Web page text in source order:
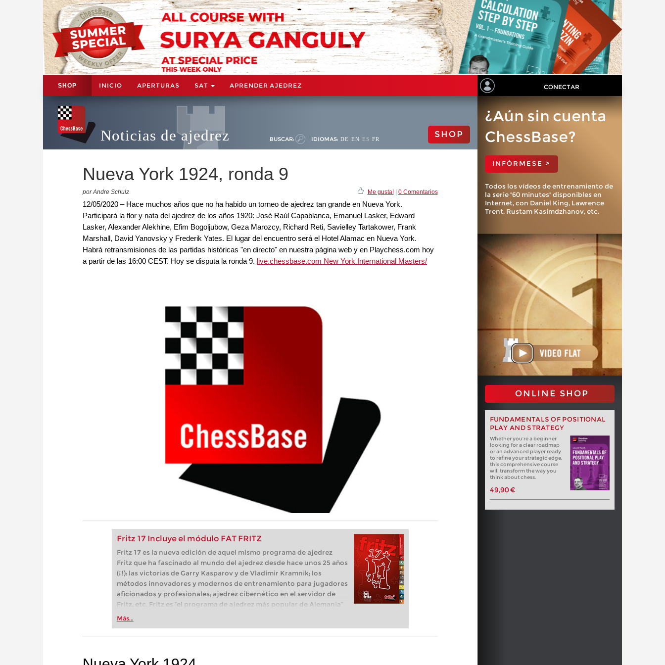
SHOP INICIO APERTURAS SAT APRENDER AJEDREZ CONECTAR
Noticias de ajedrez BUSCAR: IDIOMAS: DE EN ES FR SHOP
Nueva York 1924, ronda 9
por Andre Schulz Me gusta!| 0 Comentarios
12/05/2020 – Hace muchos años que no ha habido un torneo de ajedrez tan grande en Nueva York.
Participará la flor y nata del ajedrez de los años 1920: José Raúl Capablanca, Emanuel Lasker, Edward
Lasker, Alexander Alekhine, Efim Bogoljubow, Geza Marozcy, Richard Reti, Savielley Tartakower, Frank
Marshall, David Yanovsky y Frederik Yates. El lugar del encuentro será el Hotel Alamac en Nueva York.
Habrá retransmisiones de las partidas históricas "en directo" en nuestra página web y en Playchess.com hoy
a partir de las 16:00 CEST. Hoy se disputa la ronda 9. live.chessbase.com New York International Masters/
Fritz 17 Incluye el módulo FAT FRITZ
Fritz 17 es la nueva edición de aquel mismo programa de ajedrez
Fritz que ha fascinado al mundo del ajedrez desde hace unos 25 años
(¡!): las victorias de Garry Kasparov y de Vladimir Kramnik; los
métodos innovadores y modernos de entrenamiento para jugadores
aficionados y profesionales; ajedrez cibernético en el servidor de
Fritz, etc. Fritz es “el programa de ajedrez más popular de Alemania”
(Der Spiegel) y ofrece todo lo que necesita el ajedrecista. La novedad
neuronal de inteligencia artificial, "Fat Fritz".
Más...
¿Aún sin cuenta
ChessBase?
INFÓRMESE >
Todos los vídeos de entrenamiento de
la serie "60 minutes" disponibles en
Internet, con Daniel King, Lawrence
Trent, Rustam Kasimdzhanov, etc.
ONLINE SHOP
FUNDAMENTALS OF POSITIONAL
PLAY AND STRATEGY
Whether you‘re a beginner
looking for a clear roadmap
or an advanced player ready
to refine your strategic edge,
this comprehensive course
will transform the way you
think about chess.
49,90 €